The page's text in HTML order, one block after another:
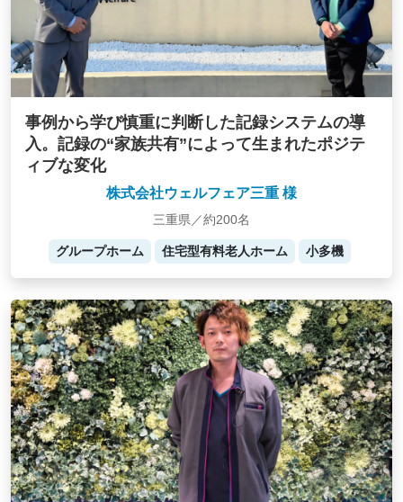
事例から学び慎重に判断した記録システムの導
入。記録の“家族共有”によって生まれたポジテ
ィブな変化
株式会社ウェルフェア三重 様
三重県／約200名
グループホーム 住宅型有料老人ホーム 小多機